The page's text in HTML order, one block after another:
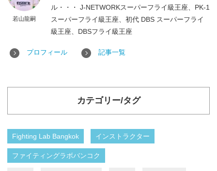
若山龍嗣
ル・・・ J-NETWORKスーパーフライ級王座、PK-1
スーパーフライ級王座、初代 DBS スーパーフライ
級王座、DBSフライ級王座
プロフィール 記事一覧
カテゴリー/タグ
Fighting Lab Bangkok インストラクター
ファイティングラボバンコク